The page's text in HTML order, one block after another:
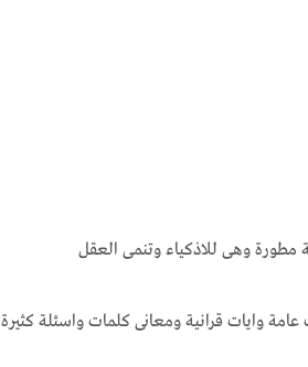
مطورة وهى للاذكياء وتنمى العقل
وايات قرانية ومعانى كلمات واسئلة كثيرة